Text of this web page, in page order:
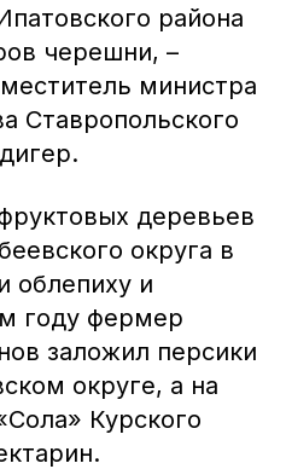
района
черешни, –
министра
Ставропольского
деревьев
округа в
облепиху и
году фермер
заложил персики
округе, а на
Курского